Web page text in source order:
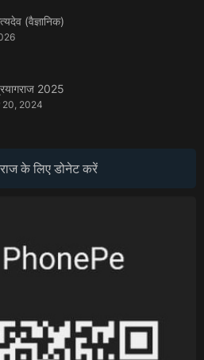
(वैज्ञानिक)
2025
20, 2024
के लिए डोनेट करें